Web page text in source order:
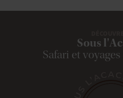
Sous
Safari et